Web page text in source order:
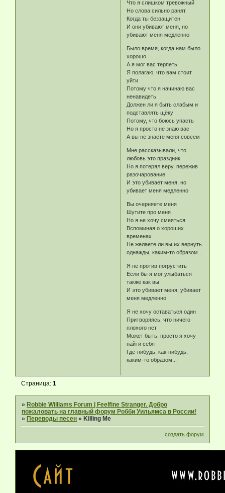
Что я слишком тревожный
Но слова сильно ранят
Когда ты беззащитен
И они убивают меня, но
убивают меня медленно
Было время, когда нам было
хорошо
А я мог вас терпеть
Я полагаю, что вам стоит
уйти
Потому что я начинаю вас
ненавидеть
Должен ли я быть слабым и
подставлять щёку
Потому, что боюсь упасть
Но я просто не знаю вас
А вы не знаете меня совсем
Мне рассказывали, что
любовь это праздник
Но я потерял веру, пережив
разочарование
И это убивает меня, но
убивает меня медленно
Вы очерняете меня
Шутите про меня
Но я не хочу смеяться
Вспоминая о хороших
временах
Не желаете ли вы их вернуть
однажды, каким-то образом...
Я не против погрустить
Если бы я мог улыбаться
также как вы
И это убивает меня, убивает
меня медленно
Я не хочу оставаться один
Притворяясь, что ничего
плохого нет
Может быть, просто я хочу
найти себя
Где-нибудь, как-нибудь,
каким-то образом...
Страница:1
»Robbie Williams Forum | Feelfine Stranger. Добро
пожаловать на главный форум Робби Уильямса в России!
»Переводы песен »Killing Me
создать форум